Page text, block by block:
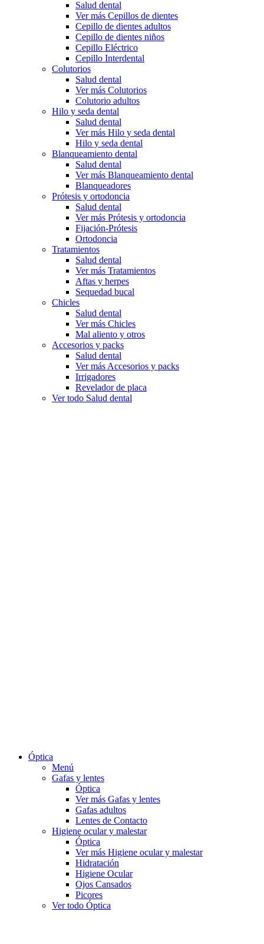
Salud dental
Ver más Cepillos de dientes
Cepillo de dientes adultos
Cepillo de dientes niños
Cepillo Eléctrico
Cepillo Interdental
Colutorios
Salud dental
Ver más Colutorios
Colutorio adultos
Hilo y seda dental
Salud dental
Ver más Hilo y seda dental
Hilo y seda dental
Blanqueamiento dental
Salud dental
Ver más Blanqueamiento dental
Blanqueadores
Prótesis y ortodoncia
Salud dental
Ver más Prótesis y ortodoncia
Fijación-Prótesis
Ortodoncia
Tratamientos
Salud dental
Ver más Tratamientos
Aftas y herpes
Sequedad bucal
Chicles
Salud dental
Ver más Chicles
Mal aliento y otros
Accesorios y packs
Salud dental
Ver más Accesorios y packs
Irrigadores
Revelador de placa
Ver todo Salud dental
Óptica
Menú
Gafas y lentes
Óptica
Ver más Gafas y lentes
Gafas adultos
Lentes de Contacto
Higiene ocular y malestar
Óptica
Ver más Higiene ocular y malestar
Hidratación
Higiene Ocular
Ojos Cansados
Picores
Ver todo Óptica